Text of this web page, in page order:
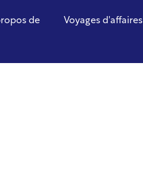
de Voyages d'affaires